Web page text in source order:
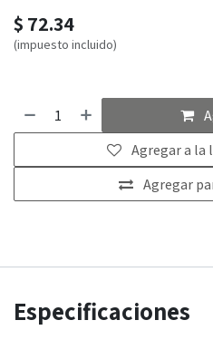
$ 72.34
(impuesto incluido)
Agregar
Agregar a la
Especificaciones